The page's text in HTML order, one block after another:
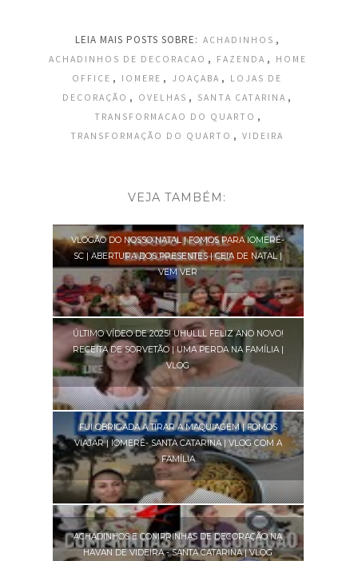
LEIA MAIS POSTS SOBRE: ACHADINHOS ,
ACHADINHOS DE DECORACAO , FAZENDA ,
HOME
OFFICE , IOMERE , JOAÇABA ,
LOJAS DE
DECORAÇÃO , OVELHAS , SANTA CATARINA ,
TRANSFORMACAO DO QUARTO ,
TRANSFORMAÇÃO DO QUARTO , VIDEIRA
VEJA TAMBÉM:
VLOGÃO DO NOSSO NATAL | FOMOS PARA IOMERÊ-
SC | ABERTURA DOS PRESENTES | CEIA DE NATAL |
VEM VER
ÚLTIMO VÍDEO DE 2025! UHULLL FELIZ ANO NOVO!
RECEITA DE SORVETÃO | UMA PERDA NA FAMÍLIA |
VLOG
FUI OBRIGADA A TIRAR A MAQUIAGEM | FOMOS
VIAJAR | IOMERÊ- SANTA CATARINA | VLOG COM A
FAMÍLIA
ACHADINHOS E COMPRINHAS DE DECORAÇÃO NA
HAVAN DE VIDEIRA - SANTA CATARINA | VLOG